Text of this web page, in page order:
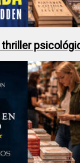
thriller